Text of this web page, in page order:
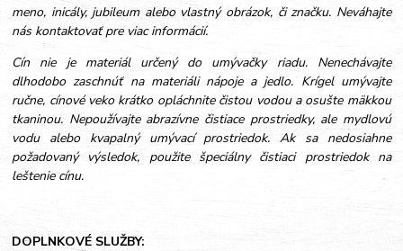
meno, inicály, jubileum alebo vlastný obrázok, či značku. Neváhajte
nás kontaktovať pre viac informácií.
Cín nie je materiál určený do umývačky riadu. Nenechávajte
dlhodobo zaschnúť na materiáli nápoje a jedlo. Krígel umývajte
ručne, cínové veko krátko opláchnite čistou vodou a osušte mäkkou
tkaninou. Nepoužívajte abrazívne čistiace prostriedky, ale mydlovú
vodu alebo kvapalný umývací prostriedok. Ak sa nedosiahne
požadovaný výsledok, použite špeciálny čistiaci prostriedok na
leštenie cínu.
DOPLNKOVÉ SLUŽBY: